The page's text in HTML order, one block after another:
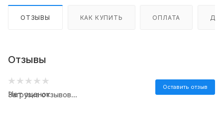
ОТЗЫВЫ КАК КУПИТЬ ОПЛАТА
Отзывы
Нет оценок
Оставить отзыв
Загрузка отзывов...